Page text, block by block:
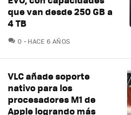
que van desde 250 GB a
4 TB
0 COMENTARIOS
HACE 6 AÑOS
VLC añade soporte
nativo para los
procesadores M1 de
Apple logrando más